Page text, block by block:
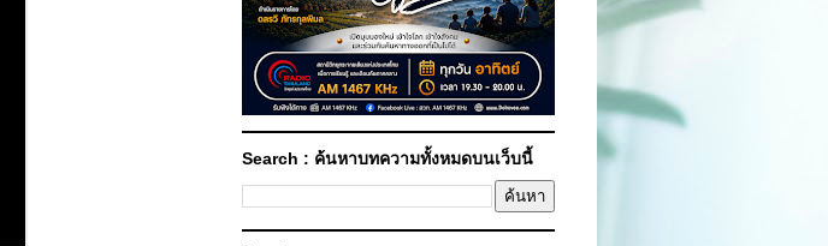
Search : ค้นหาบทความทั้งหมดบนเว็บนี้